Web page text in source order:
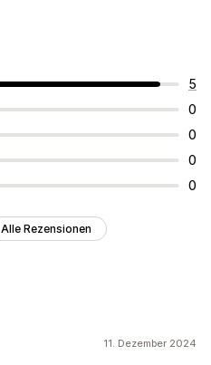
5
0
0
0
0
Alle Rezensionen
11. Dezember 2024